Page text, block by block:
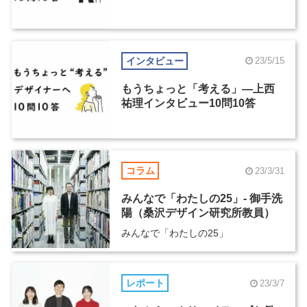
インタビュー 23/5/15
もうちょっと「考える」―上西
祐理インタビュー10問10答
コラム 23/3/31
みんなで「わたしの25」- 御手洗
陽（桑沢デザイン研究所教員）
みんなで「わたしの25」
レポート 23/3/7